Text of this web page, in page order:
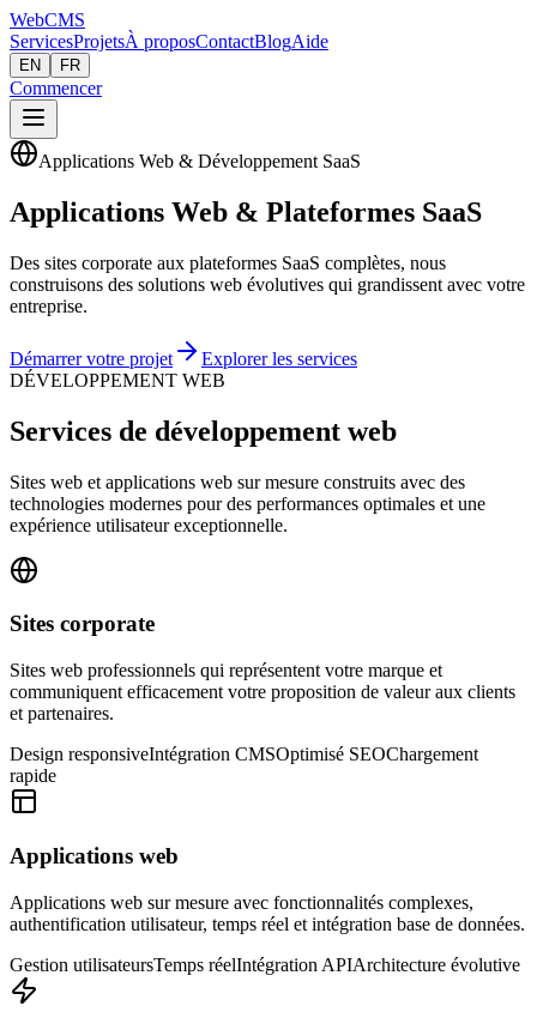
WebCMS
ServicesProjetsÀ proposContactBlogAide
EN FR
Commencer
Applications Web & Développement SaaS
Applications Web & Plateformes SaaS
Des sites corporate aux plateformes SaaS complètes, nous
construisons des solutions web évolutives qui grandissent avec votre
entreprise.
Démarrer votre projet
Explorer les services
DÉVELOPPEMENT WEB
Services de développement web
Sites web et applications web sur mesure construits avec des
technologies modernes pour des performances optimales et une
expérience utilisateur exceptionnelle.
Sites corporate
Sites web professionnels qui représentent votre marque et
communiquent efficacement votre proposition de valeur aux clients
et partenaires.
Design responsiveIntégration CMSOptimisé SEOChargement
rapide
Applications web
Applications web sur mesure avec fonctionnalités complexes,
authentification utilisateur, temps réel et intégration base de données.
Gestion utilisateursTemps réelIntégration APIArchitecture évolutive